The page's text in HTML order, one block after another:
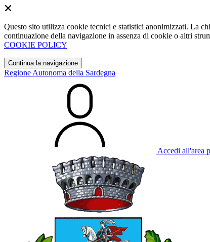
Questo sito utilizza cookie tecnici e statistici anonimizzati. La
continuazione della navigazione in assenza di cookie o altri
COOKIE POLICY
Continua la navigazione
Regione Autonoma della Sardegna
Accedi all'area